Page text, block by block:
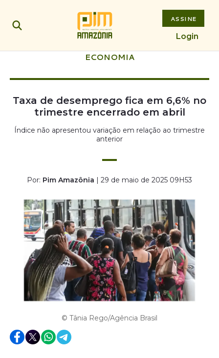
ASSINE
Login
ECONOMIA
Taxa de desemprego fica em 6,6% no
trimestre encerrado em abril
Índice não apresentou variação em relação ao trimestre
anterior
Por: Pim Amazônia | 29 de maio de 2025 09H53
© Tânia Rego/Agência Brasil